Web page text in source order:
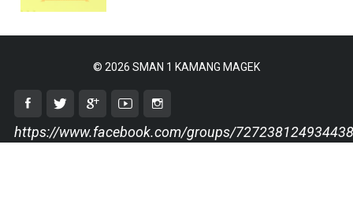
© 2026 SMAN 1 KAMANG MAGEK
https://www.facebook.com/groups/727238124934438